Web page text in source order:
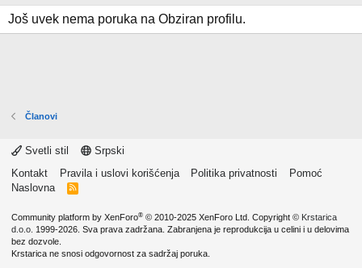
Još uvek nema poruka na Obziran profilu.
Članovi
Svetli stil
Srpski
Kontakt
Pravila i uslovi korišćenja Politika privatnosti
Pomoć
Naslovna
R
Community platform by XenForo® © 2010-2025 XenForo Ltd. Copyright © Krstarica
d.o.o. 1999-2026. Sva prava zadržana. Zabranjena je reprodukcija u celini i u delovima
bez dozvole.
Krstarica ne snosi odgovornost za sadržaj poruka.